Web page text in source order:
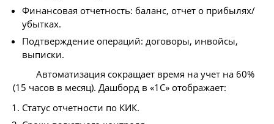
Финансовая отчетность: баланс, отчет о прибылях/
убытках.
Подтверждение операций: договоры, инвойсы,
выписки.
Автоматизация сокращает время на учет на 60%
(15 часов в месяц). Дашборд в «1С» отображает:
Статус отчетности по КИК.